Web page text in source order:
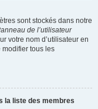
sont stockés dans notre
de l’utilisateur
votre nom d’utilisateur en
modifier tous les
la liste des membres